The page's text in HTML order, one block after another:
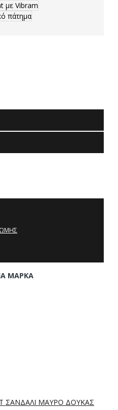
με Vibram
πάτημα
ΜΆΡΚΑ
ΣΑΝΔΑΛΙ ΜΑΥΡΟ ΔΟΥΚΑΣ